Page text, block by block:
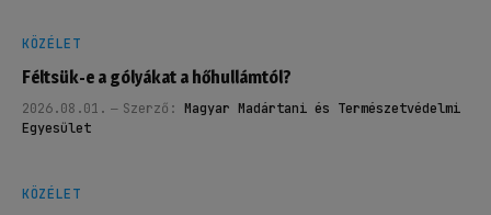
KÖZÉLET
Féltsük-e a gólyákat a hőhullámtól?
2026.08.01. Szerző: Magyar Madártani és Természetvédelmi
Egyesület
KÖZÉLET